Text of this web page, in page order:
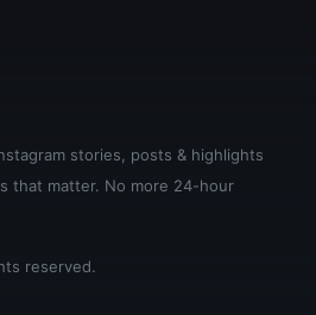
stories, posts & highlights
that matter. No more 24-hour
reserved.